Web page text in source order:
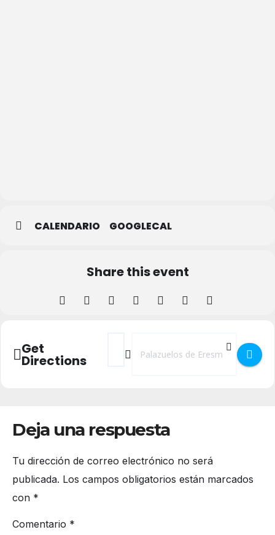
CALENDARIO GOOGLECAL
Share this event
Get
Directions
Address - Semana Cultural y Fiestas
Destination Address - Semana
Deja una respuesta
Tu dirección de correo electrónico no será
publicada. Los campos obligatorios están marcados
con *
Comentario *